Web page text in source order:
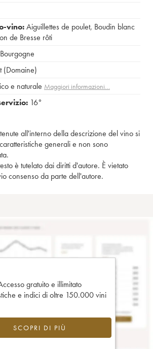
vino:Aiguillettes de poulet, Boudin blanc
de Bresse rôti
Bourgogne
(Domaine)
e naturale Maggiori informazioni…
16°
all'interno della descrizione del vino si
generali e non sono
è tutelato dai diritti d'autore. È vietato
consenso da parte dell'autore.
gratuito e illimitato
e indici di oltre 150.000 vini
SCOPRI DI PIÙ